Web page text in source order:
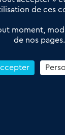
national
partenariat au
Rapide
de ces
moment,
de nos pages.